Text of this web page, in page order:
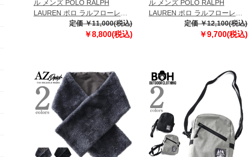
ル メンズ POLO RALPH
LAUREN ポロ ラルフローレン
ロゴ刺繍 ベースボール キャッ
プ 帽子 USA直輸入 710780290
定価 ￥11,000(税込)
￥8,800(税込)
ル メンズ POLO RALPH
LAUREN ポロ ラルフローレン
ロゴ刺繍 デニム ハット 帽子
USA直輸入 710780291
定価 ￥12,100(税込)
￥9,700(税込)